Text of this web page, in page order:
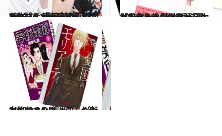
2018.10.13
“刺さない美容鍼”Bi-balyを体験し 漫画家の東村アキコさんが大絶賛！
ビューティ＆ヘルス 2015.8.15
地方出身マンガ家が見た「都会」像 読めば必ず力がもらえる傑作自伝3選
カルチャー
2017.9.5
ヒーローの陰にダークヒーローあり 「黒幕」が魅力的なマンガ
カルチャー